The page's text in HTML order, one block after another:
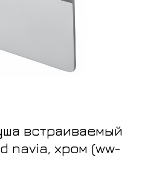
встраиваемый
navia, хром (ww-